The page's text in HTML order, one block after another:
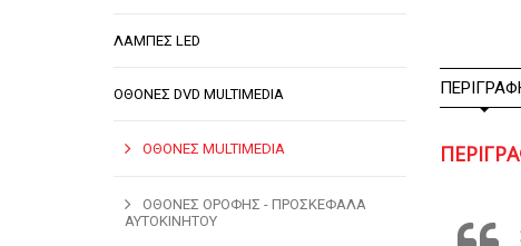
ΛΑΜΠΕΣ LED
ΟΘΟΝΕΣ DVD MULTIMEDIA
ΟΘΟΝΕΣ MULTIMEDIA
ΟΘΟΝΕΣ ΟΡΟΦΗΣ - ΠΡΟΣΚΕΦΑΛΑ
ΑΥΤΟΚΙΝΗΤΟΥ